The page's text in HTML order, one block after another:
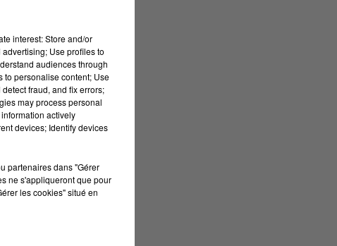
interest: Store and/or
Use profiles to
audiences through
to personalise content; Use
fraud, and fix errors;
may process personal
actively
devices; Identify devices
partenaires dans "Gérer
ne s'appliqueront que pour
les cookies" situé en